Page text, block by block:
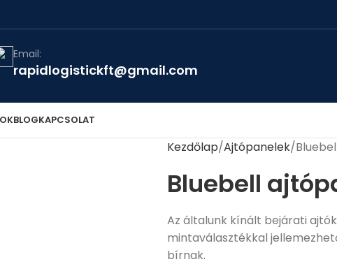
Email:
rapidlogistickft@gmail.com
BLOGKAPCSOLAT
Kezdőlap Ajtópanelek
Bluebell
Az általunk kínált bejárati
mintaválasztékkal
bírnak.